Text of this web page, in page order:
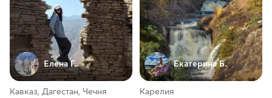
Елена Г.
Кавказ, Дагестан, Чечня
Екатерина Б.
Карелия